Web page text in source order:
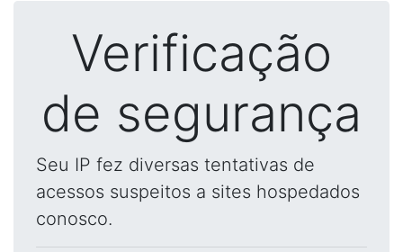
Verificação
de segurança
Seu IP fez diversas tentativas de
acessos suspeitos a sites hospedados
conosco.